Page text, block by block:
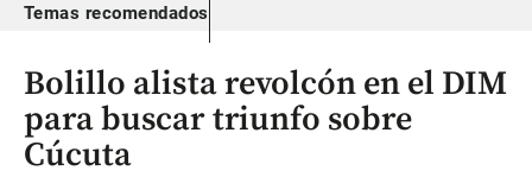
Temas recomendados
Bolillo alista revolcón en el DIM
para buscar triunfo sobre
Cúcuta